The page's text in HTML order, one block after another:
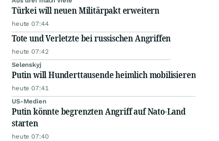
Türkei will neuen Militärpakt erweitern
heute 07:44
Tote und Verletzte bei russischen Angriffen
heute 07:42
Selenskyj
Putin will Hunderttausende heimlich mobilisieren
heute 07:41
US-Medien
Putin könnte begrenzten Angriff auf Nato-Land
starten
heute 07:40